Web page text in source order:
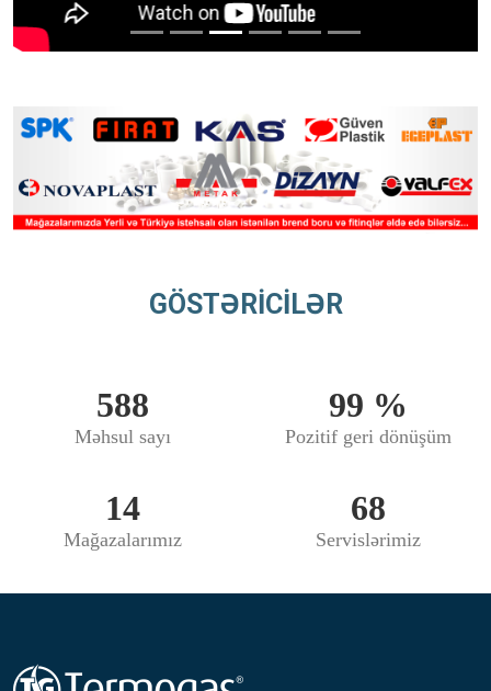
GÖSTƏRİCİLƏR
588
Məhsul sayı
99 %
Pozitif geri dönüşüm
14
Mağazalarımız
68
Servislərimiz